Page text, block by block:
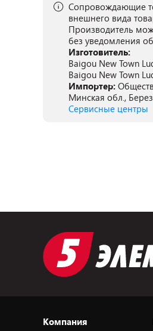
Сопровождающие
внешнего вида
Производитель
без уведомления
Изготовитель:
Baigou New Town
Baigou New Town
Импортер:
Минская обл.,
Сервисные центры
Компания